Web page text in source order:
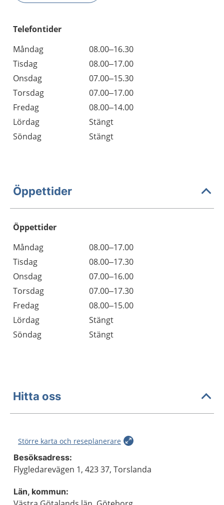
Telefontider
Måndag
08.00–16.30
Tisdag
08.00–17.00
Onsdag
07.00–15.30
Torsdag
07.00–17.00
Fredag
08.00–14.00
Lördag
Stängt
Söndag
Stängt
Öppettider
Öppettider
Dag
Öppettider
Kommentarer
Måndag
08.00–17.00
Tisdag
08.00–17.30
Onsdag
07.00–16.00
Torsdag
07.00–17.30
Fredag
08.00–15.00
Lördag
Stängt
Söndag
Stängt
Hitta oss
Större karta och reseplanerare
Besöksadress:
Flygledarevägen 1, 423 37, Torslanda
Län, kommun: